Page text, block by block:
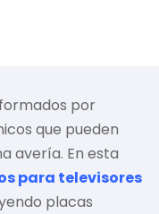
por
que pueden
avería. En esta
para televisores
placas